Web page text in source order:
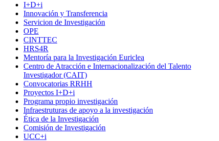
I+D+i
Innovación y Transferencia
Servicion de Investigación
OPE
CINTTEC
HRS4R
Mentoría para la Investigación Euriclea
Centro de Atracción e Internacionalización del Talento
Investigador (CAIT)
Convocatorias RRHH
Proyectos I+D+i
Programa propio investigación
Infraestruturas de apoyo a la investigación
Ética de la Investigación
Comisión de Investigación
UCC+i